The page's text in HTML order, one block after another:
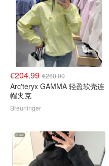
€204.99 €260.00
Arc'teryx GAMMA 轻盈软壳连
帽夹克
Breuninger